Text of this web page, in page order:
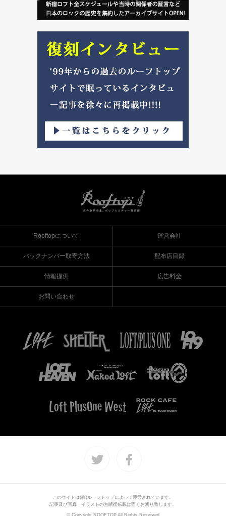
Rooftopについて 運営会社
バックナンバー取寄方法 配布店目録
情報提供 広告料金
お問い合わせ
このサイトは(有)ルーフトップによって運営されています。
記事及び写真・イラストの無断復転載は固くお断り致します。
© Copyright ROOFTOP.All Rights Reserved